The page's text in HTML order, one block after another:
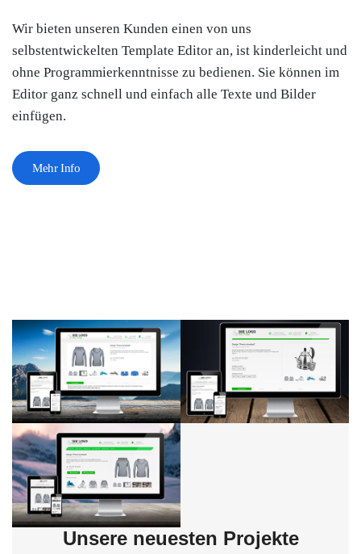
Wir bieten unseren Kunden einen von uns
selbstentwickelten Template Editor an, ist kinderleicht und
ohne Programmierkenntnisse zu bedienen. Sie können im
Editor ganz schnell und einfach alle Texte und Bilder
einfügen.
Mehr Info
Unsere neuesten Projekte